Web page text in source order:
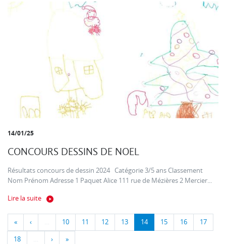
14/01/25
CONCOURS DESSINS DE NOEL
Résultats concours de dessin 2024 Catégorie 3/5 ans Classement
Nom Prénom Adresse 1 Paquet Alice 111 rue de Mézières 2 Mercier...
Lire la suite
« ‹ … 10 11 12 13 14 15 16 17
18 … › »